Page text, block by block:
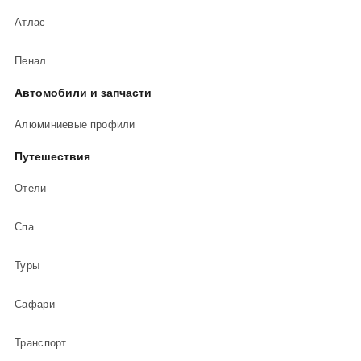
Атлас
Пенал
Автомобили и запчасти
Алюминиевые профили
Путешествия
Отели
Спа
Туры
Сафари
Транспорт